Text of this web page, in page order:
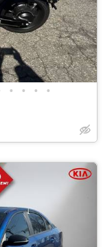
• • • •